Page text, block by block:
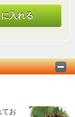
入れる
てお